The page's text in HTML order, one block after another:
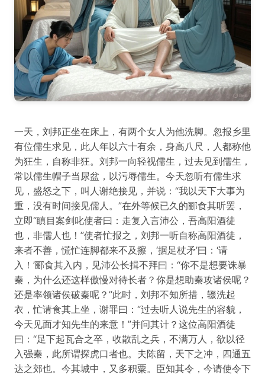
一天，刘邦正坐在床上，有两个女人为他洗脚。忽报乡里
有位儒生求见，此人年以六十有余，身高八尺，人都称他
为狂生，自称非狂。刘邦一向轻视儒生，过去见到儒生，
常以儒生帽子当尿盆，以污辱儒生。今天忽听有儒生求
见，盛怒之下，叫人谢绝接见，并说：“我以天下大事为
重，没有时间接见儒人。”在外等候已久的郦食其听罢，
立即“瞋目案剑叱使者曰：走复入言沛公，吾高阳酒徒
也，非儒人也！”使者忙报之，刘邦一听自称高阳酒徒，
来者不善，慌忙连脚都来不及擦，‘据足杖矛’曰：‘请
入！’郦食其入内，见沛公长揖不拜曰：“你不是想要诛暴
秦，为什么还这样傲慢对待长者？你是想助秦攻诸侯呢？
还是率领诸侯破秦呢？”此时，刘邦不知所措，辍洗起
衣，忙请食其上坐，谢罪曰：“过去听人说先生的容貌，
今天见面才知先生的来意！”并问其计？这位高阳酒徒
曰：“足下起瓦合之卒，收散乱之兵，不满万人，欲以径
入强秦，此所谓探虎口者也。夫陈留，天下之冲，四通五
达之郊也。今其城中，又多积粟。臣知其令，今请使令下